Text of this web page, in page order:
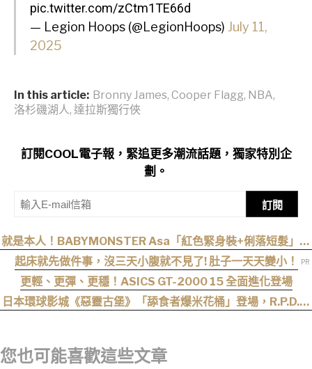
pic.twitter.com/zCtm1TE66d
— Legion Hoops (@LegionHoops) July 11,
2025
In this article: Bronny James, Cooper Flagg, NBA,
洛杉磯湖人, 達拉斯獨行俠
訂閱COOL電子報，緊追更多潮流話題，獨家特別企
劃。
訂閱
就是本人！BABYMONSTER Asa「紅色緊身裝+俐落短髮」與
艾達王相似度爆表，粉絲狂刷「ASA Wong」
起床就先做件事，沒三天小腹就不見了! 肚子一天天變小！
更輕、更彈、更穩！ASICS GT-2000 15 全面進化登場
日本環球影城《惡靈古堡》「舔食者爆米花桶」登場，R.P.D.制
您也可能喜歡這些文章